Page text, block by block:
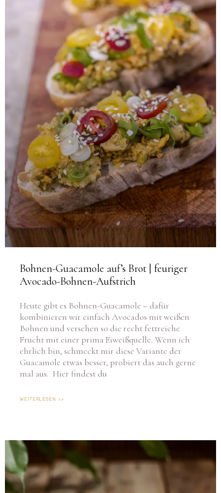
Bohnen-Guacamole auf’s Brot | feuriger
Avocado-Bohnen-Aufstrich
Heute gibt es Bohnen-Guacamole – dafür
kombinieren wir einfach Avocados mit weißen
Bohnen und versehen so die recht fettreiche
Frucht mit einer prima Eiweißquelle. Wenn ich
ehrlich bin, schmeckt mir diese Variante der
Guacamole etwas besser, probiert das auch gerne
mal aus. Hier findest du
WEITERLESEN >>